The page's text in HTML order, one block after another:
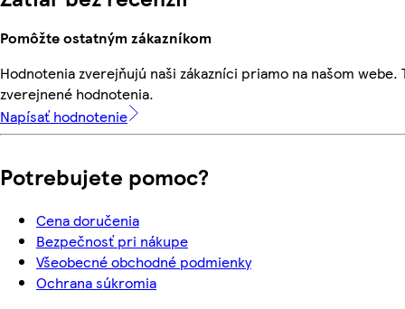
Pomôžte ostatným zákazníkom
Hodnotenia zverejňujú naši zákazníci priamo na našom webe.
zverejnené hodnotenia.
Napísať hodnotenie
Potrebujete pomoc?
Cena doručenia
Bezpečnosť pri nákupe
Všeobecné obchodné podmienky
Ochrana súkromia